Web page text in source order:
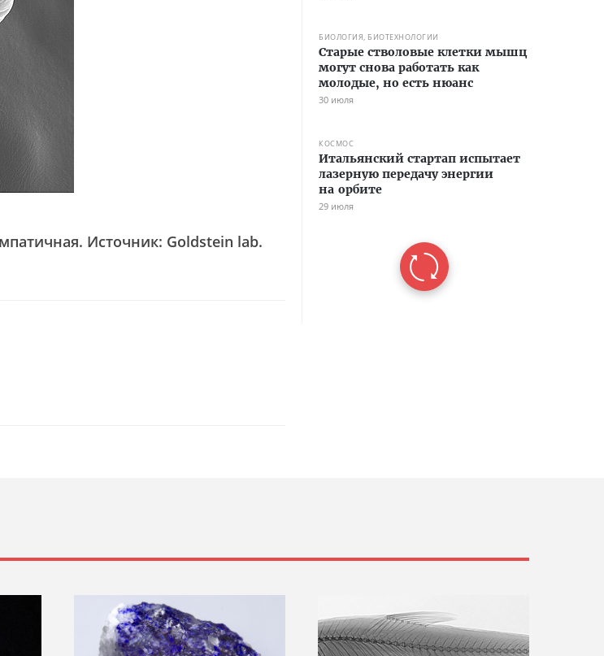
Источник: Goldstein lab.
БИОЛОГИЯ, БИОТЕХНОЛОГИИ
Старые стволовые клетки мышц
могут снова работать как
молодые, но есть нюанс
30 июля
КОСМОС
Итальянский стартап испытает
лазерную передачу энергии
на орбите
29 июля